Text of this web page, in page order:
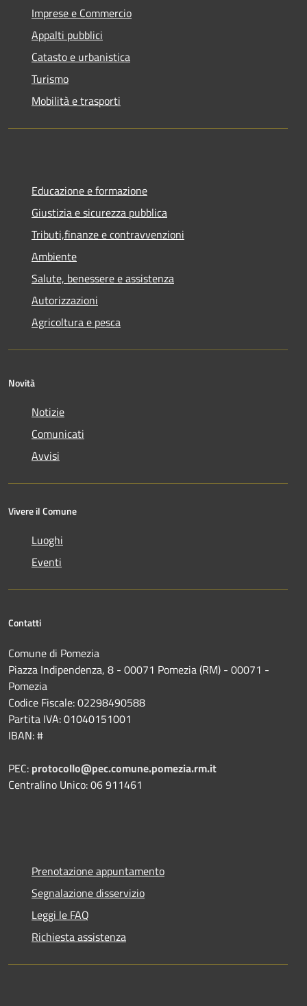
Imprese e Commercio
Appalti pubblici
Catasto e urbanistica
Turismo
Mobilità e trasporti
Educazione e formazione
Giustizia e sicurezza pubblica
Tributi,finanze e contravvenzioni
Ambiente
Salute, benessere e assistenza
Autorizzazioni
Agricoltura e pesca
Novità
Notizie
Comunicati
Avvisi
Vivere il Comune
Luoghi
Eventi
Contatti
Comune di Pomezia
Piazza Indipendenza, 8 - 00071 Pomezia (RM) - 00071 -
Pomezia
Codice Fiscale: 02298490588
Partita IVA: 01040151001
IBAN: #
PEC: protocollo@pec.comune.pomezia.rm.it
Centralino Unico: 06 911461
Prenotazione appuntamento
Segnalazione disservizio
Leggi le FAQ
Richiesta assistenza